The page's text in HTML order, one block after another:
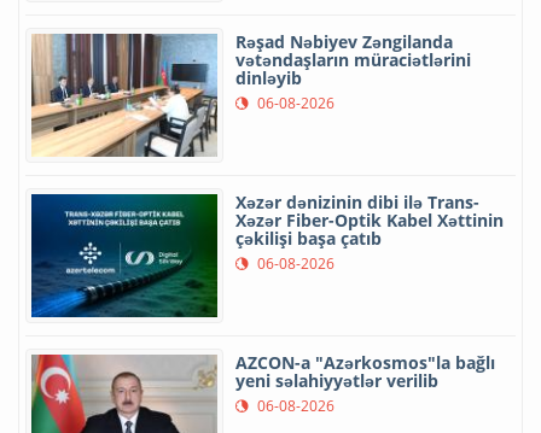
Rəşad Nəbiyev Zəngilanda
vətəndaşların müraciətlərini
dinləyib
06-08-2026
Xəzər dənizinin dibi ilə Trans-
Xəzər Fiber-Optik Kabel Xəttinin
çəkilişi başa çatıb
06-08-2026
AZCON-a "Azərkosmos"la bağlı
yeni səlahiyyətlər verilib
06-08-2026